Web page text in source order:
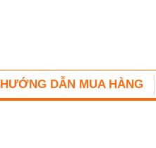
HƯỚNG DẪN MUA HÀNG